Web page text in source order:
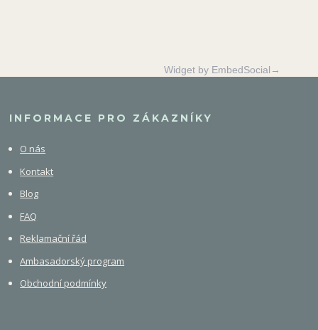
Widget by EmbedSocial→
INFORMACE PRO ZÁKAZNÍKY
O nás
Kontakt
Blog
FAQ
Reklamační řád
Ambasadorský program
Obchodní podmínky